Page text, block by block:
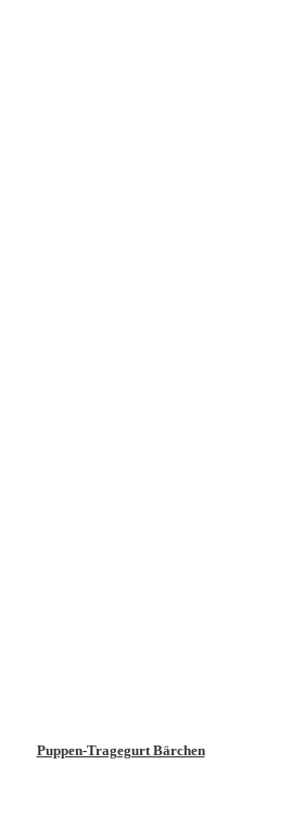
Puppen-Tragegurt Bärchen